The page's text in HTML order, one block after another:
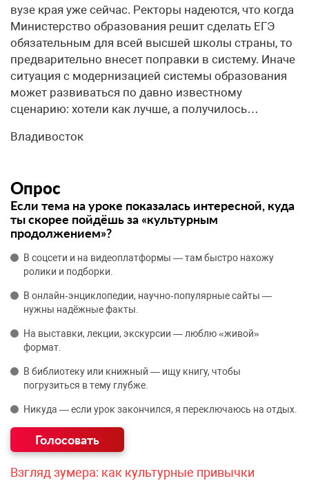
вузе края уже сейчас. Ректоры надеются, что когда
Министерство образования решит сделать ЕГЭ
обязательным для всей высшей школы страны, то
предварительно внесет поправки в систему. Иначе
ситуация с модернизацией системы образования
может развиваться по давно известному
сценарию: хотели как лучше, а получилось…
Владивосток
Опрос
Если тема на уроке показалась интересной, куда
ты скорее пойдёшь за «культурным
продолжением»?
В соцсети и на видеоплатформы — там быстро нахожу
ролики и подборки.
В онлайн‑энциклопедии, научно‑популярные сайты —
нужны надёжные факты.
На выставки, лекции, экскурсии — люблю «живой»
формат.
В библиотеку или книжный — ищу книгу, чтобы
погрузиться в тему глубже.
Никуда — если урок закончился, я переключаюсь на отдых.
Взгляд зумера: как культурные привычки